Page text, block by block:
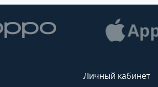
Личный кабинет